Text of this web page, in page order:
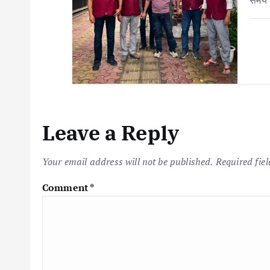
Leave a Reply
Your email address will not be published. Required
Comment*